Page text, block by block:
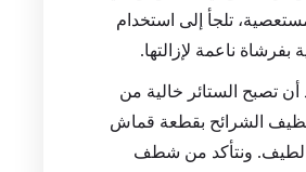
تلجأ إلى استخدام
بفرشاة ناعمة لإزالتها.
تصبح الستائر خالية من
تنظيف الشرائح بقطعة قماش
لطيف. ونتأكد من شطف